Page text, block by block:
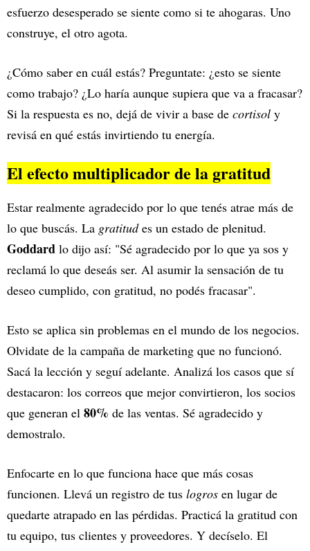
esfuerzo desesperado se siente como si te ahogaras. Uno
construye, el otro agota.
¿Cómo saber en cuál estás? Preguntate: ¿esto se siente
como trabajo? ¿Lo haría aunque supiera que va a fracasar?
Si la respuesta es no, dejá de vivir a base de cortisol y
revisá en qué estás invirtiendo tu energía.
El efecto multiplicador de la gratitud
Estar realmente agradecido por lo que tenés atrae más de
lo que buscás. La gratitudes un estado de plenitud.
Goddard lo dijo así: "Sé agradecido por lo que ya sos y
reclamá lo que deseás ser. Al asumir la sensación de tu
deseo cumplido, con gratitud, no podés fracasar".
Esto se aplica sin problemas en el mundo de los negocios.
Olvidate de la campaña de marketing que no funcionó.
Sacá la lección y seguí adelante. Analizá los casos que sí
destacaron: los correos que mejor convirtieron, los socios
que generan el 80% de las ventas. Sé agradecido y
demostralo.
Enfocarte en lo que funciona hace que más cosas
funcionen. Llevá un registro de tus logros en lugar de
quedarte atrapado en las pérdidas. Practicá la gratitud con
tu equipo, tus clientes y proveedores. Y decíselo. El